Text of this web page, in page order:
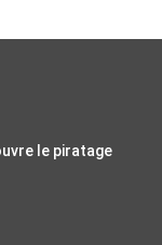
le piratage